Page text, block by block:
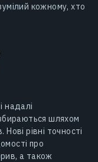
кожному, хто
надалі
шляхом
рівні точності
про
а також